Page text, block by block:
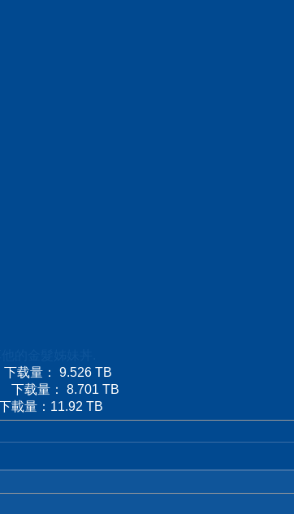
载量： 9.526 TB
载量： 8.701 TB
載量：11.92 TB